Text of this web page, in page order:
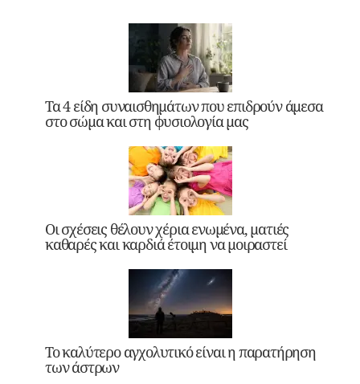
Τα 4 είδη συναισθημάτων που επιδρούν άμεσα
στο σώμα και στη φυσιολογία μας
Οι σχέσεις θέλουν χέρια ενωμένα, ματιές
καθαρές και καρδιά έτοιμη να μοιραστεί
Το καλύτερο αγχολυτικό είναι η παρατήρηση
των άστρων